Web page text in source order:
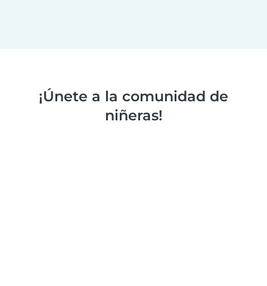
¡Únete a la comunidad de
niñeras!